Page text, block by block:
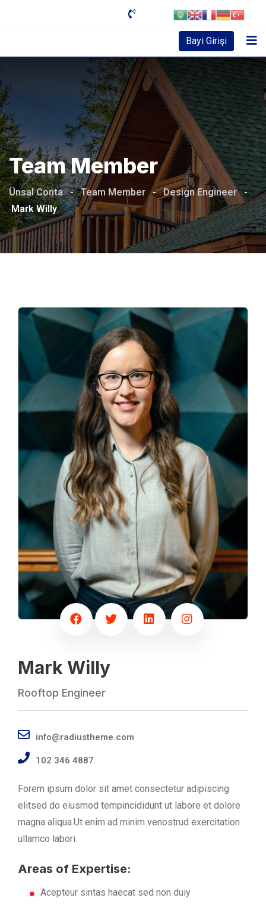
Bayi Girişi
Team Member
Ünsal Conta - Team Member - Design Engineer -
Mark Willy
Mark Willy
Rooftop Engineer
info@radiustheme.com
102 346 4887
Forem ipsum dolor sit amet consectetur adipiscing
elitsed do eiusmod tempincididunt ut labore et dolore
magna aliqua.Ut enim ad minim venostrud exercitation
ullamco labori.
Areas of Expertise:
Acepteur sintas haecat sed non duiy